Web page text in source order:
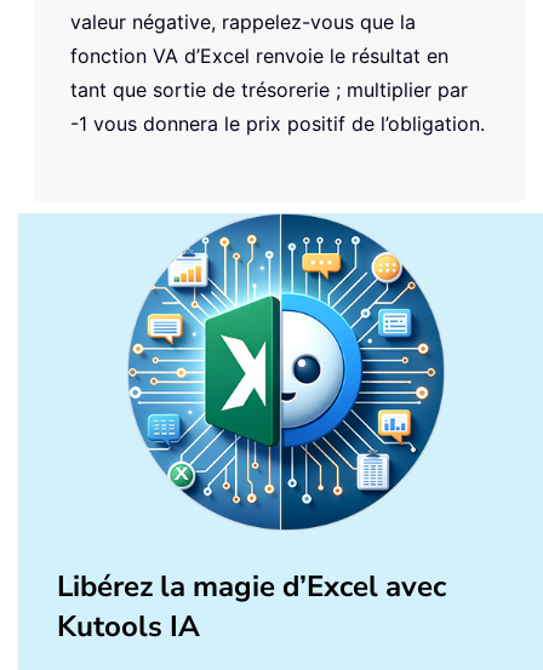
valeur négative, rappelez-vous que la
fonction VA d’Excel renvoie le résultat en
tant que sortie de trésorerie ; multiplier par
-1 vous donnera le prix positif de l’obligation.
Libérez la magie d’Excel avec
Kutools IA